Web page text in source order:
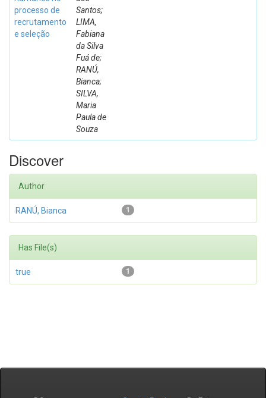
processo de
recrutamento
e seleção
Santos;
LIMA,
Fabiana
da Silva
Fuá de;
RANÚ,
Bianca;
SILVA,
Maria
Paula de
Souza
Discover
Author
1
RANÚ, Bianca
Has File(s)
1
true